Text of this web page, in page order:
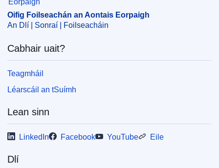
CELEX : 62019TA0040
IMMC : ARR-T-0040-2019
Oifig Foilseachán an Aontais Eorpaigh
An Dlí | Sonraí | Foilseacháin
Cabhair uait?
Teagmháil
Léarscáil an tSuímh
Lean sinn
LinkedIn Facebook YouTube Eile
Dlí